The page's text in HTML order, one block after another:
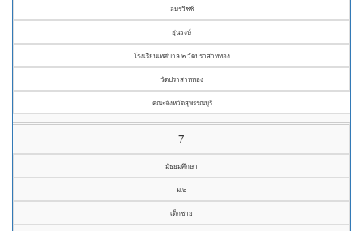
อมรวิชช์
อุ่นวงษ์
โรงเรียนเทศบาล ๒ วัดปราสาททอง
วัดปราสาททอง
คณะจังหวัดสุพรรณบุรี
7
มัธยมศึกษา
ม.๒
เด็กชาย